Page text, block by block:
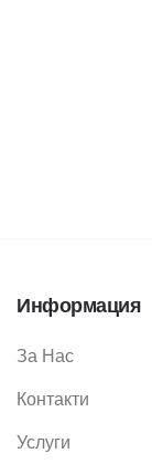
Информация
За Нас
Контакти
Услуги